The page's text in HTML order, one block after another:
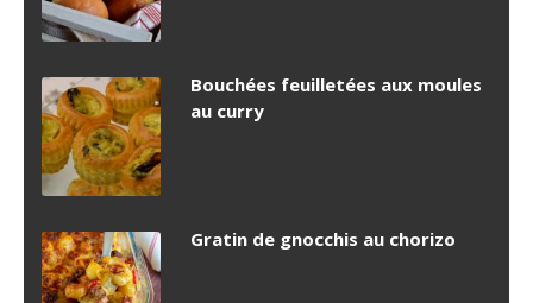
Bouchées feuilletées aux moules
au curry
Gratin de gnocchis au chorizo